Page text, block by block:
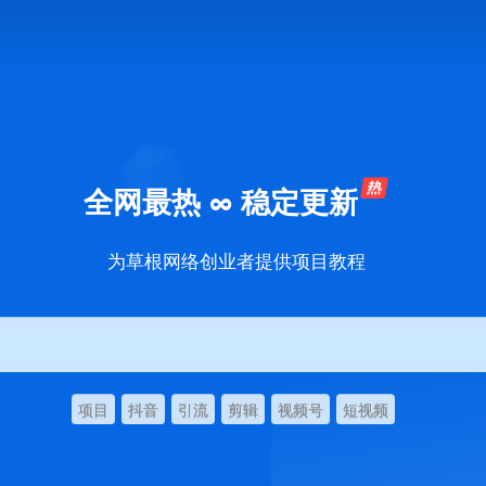
全网最热 ∞ 稳定更新
为草根网络创业者提供项目教程
项目 抖音 引流 剪辑 视频号 短视频